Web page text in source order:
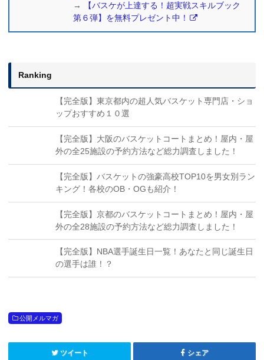
→
【バスケが上達する！超実戦スキルブック
第６弾】を無料プレゼント中！
Ranking
【完全版】東京都内の超人気バスケット専門店・ショ
ップおすすめ１０選
【完全版】大阪のバスケットコートまとめ！屋内・屋
外の全25施設の予約方法など総力調査しました！
【完全版】バスケットの強豪高校TOP10を男女別ラン
キング！各校のOB・OGも紹介！
【完全版】京都のバスケットコートまとめ！屋内・屋
外の全28施設の予約方法など総力調査しました！
【完全版】NBA選手誕生日一覧！あなたと同じ誕生日
の選手は誰！？
公開メルマガ
ツイート シェア